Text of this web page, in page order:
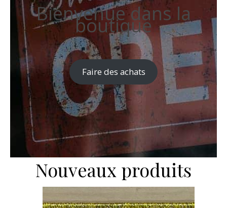
Bienvenue dans la
boutique
Faire des achats
Nouveaux produits